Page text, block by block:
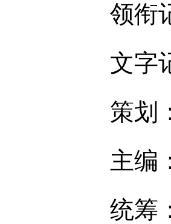
领衔记
文字记
策划
主编
统筹：